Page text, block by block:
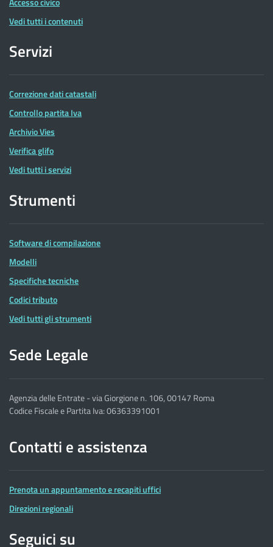
Vedi tutti i contenuti
Servizi
Correzione dati catastali
Controllo partita Iva
Archivio Vies
Verifica glifo
Vedi tutti i servizi
Strumenti
Software di compilazione
Modelli
Specifiche tecniche
Codici tributo
Vedi tutti gli strumenti
Sede Legale
Agenzia delle Entrate - via Giorgione n. 106, 00147 Roma
Codice Fiscale e Partita Iva: 06363391001
Contatti e assistenza
Prenota un appuntamento e recapiti uffici
Direzioni regionali
Seguici su